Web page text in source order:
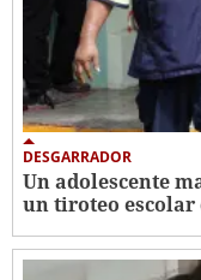
DESGARRADOR
Un adolescente
un tiroteo escolar